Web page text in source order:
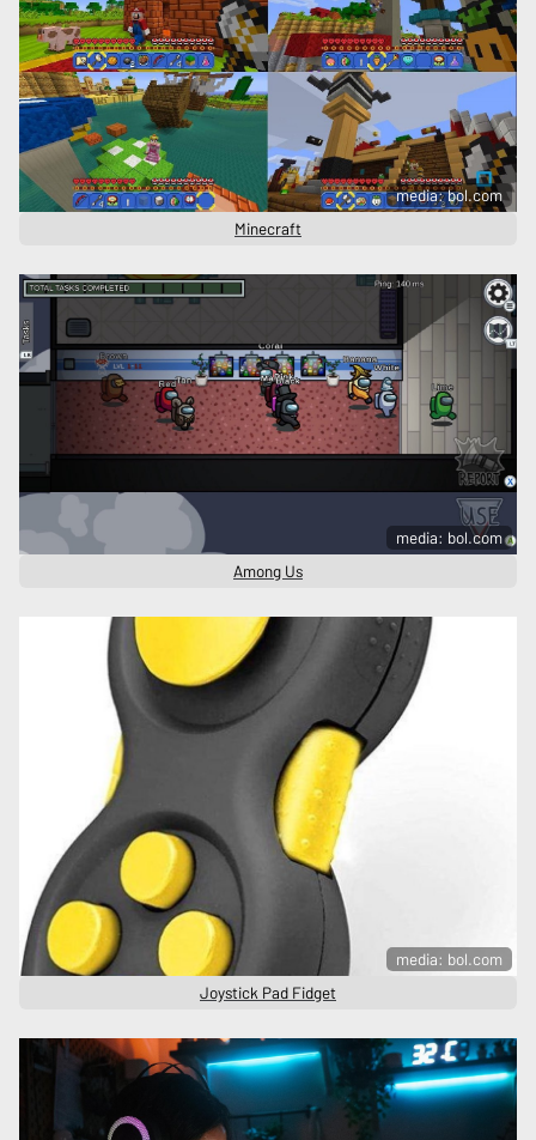
media: bol.com
Minecraft
media: bol.com
Among Us
media: bol.com
Joystick Pad Fidget